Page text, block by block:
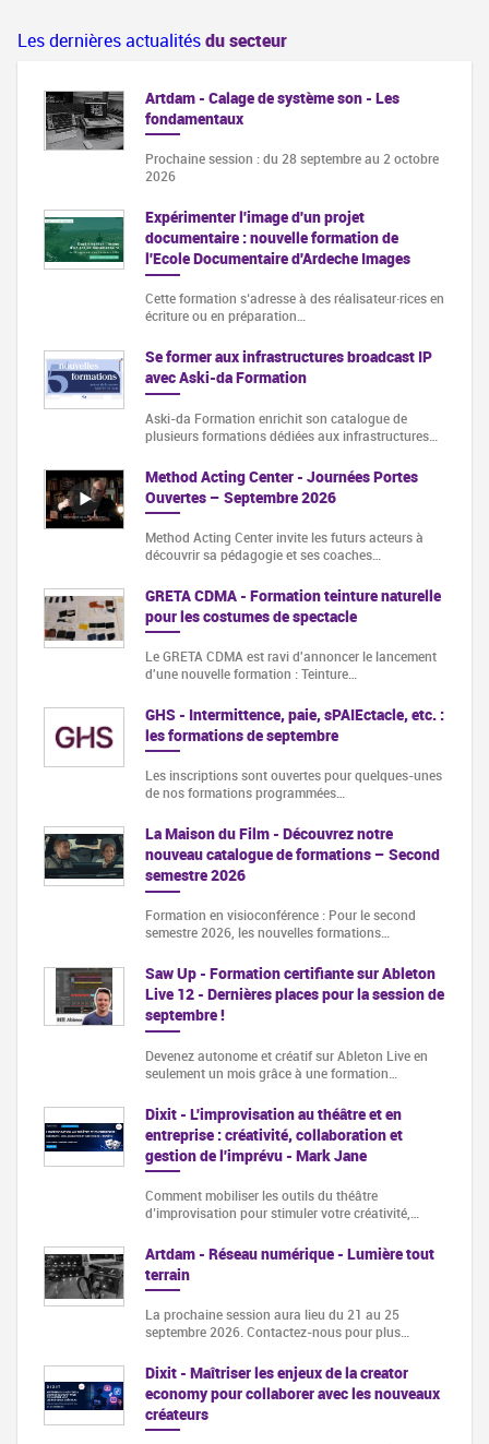
Les dernières actualitésdu secteur
Artdam - Calage de système son - Les
fondamentaux
Prochaine session : du 28 septembre au 2 octobre
2026
Expérimenter l'image d'un projet
documentaire : nouvelle formation de
l'Ecole Documentaire d'Ardeche Images
Cette formation s‘adresse à des réalisateur·rices en
écriture ou en préparation…
Se former aux infrastructures broadcast IP
avec Aski-da Formation
Aski-da Formation enrichit son catalogue de
plusieurs formations dédiées aux infrastructures…
Method Acting Center - Journées Portes
Ouvertes – Septembre 2026
Method Acting Center invite les futurs acteurs à
découvrir sa pédagogie et ses coaches…
GRETA CDMA - Formation teinture naturelle
pour les costumes de spectacle
Le GRETA CDMA est ravi d'annoncer le lancement
d'une nouvelle formation : Teinture…
GHS - Intermittence, paie, sPAIEctacle, etc. :
les formations de septembre
Les inscriptions sont ouvertes pour quelques-unes
de nos formations programmées…
La Maison du Film - Découvrez notre
nouveau catalogue de formations – Second
semestre 2026
Formation en visioconférence : Pour le second
semestre 2026, les nouvelles formations…
Saw Up - Formation certifiante sur Ableton
Live 12 - Dernières places pour la session de
septembre !
Devenez autonome et créatif sur Ableton Live en
seulement un mois grâce à une formation…
Dixit - L'improvisation au théâtre et en
entreprise : créativité, collaboration et
gestion de l'imprévu - Mark Jane
Comment mobiliser les outils du théâtre
d’improvisation pour stimuler votre créativité,…
Artdam - Réseau numérique - Lumière tout
terrain
La prochaine session aura lieu du 21 au 25
septembre 2026. Contactez-nous pour plus…
Dixit - Maîtriser les enjeux de la creator
economy pour collaborer avec les nouveaux
créateurs